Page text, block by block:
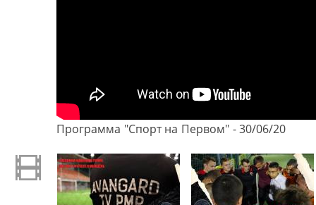
Программа "Спорт на Первом" - 30/06/20